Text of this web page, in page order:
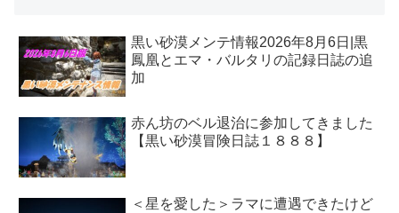
黒い砂漠メンテ情報2026年8月6日|黒
鳳凰とエマ・バルタリの記録日誌の追
加
赤ん坊のベル退治に参加してきました
【黒い砂漠冒険日誌１８８８】
＜星を愛した＞ラマに遭遇できたけど